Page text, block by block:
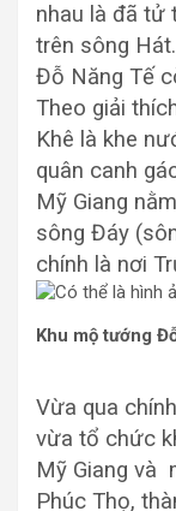
nhau là đã tử
trên sông
Đỗ Năng Tế
Theo giải
Khê là khe
quân canh
Mỹ Giang
sông Đáy
chính là nơi
Khu mộ tướng
Vừa qua
vừa tổ chức
Mỹ Giang và
Phúc Thọ,